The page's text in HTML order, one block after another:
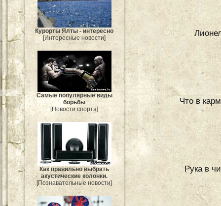
Курорты Ялты - интересно
[Интересные новости]
Самые популярные виды
борьбы
[Новости спорта]
Как правильно выбрать
акустические колонки.
[Познавательные новости]
Что в
Рука в